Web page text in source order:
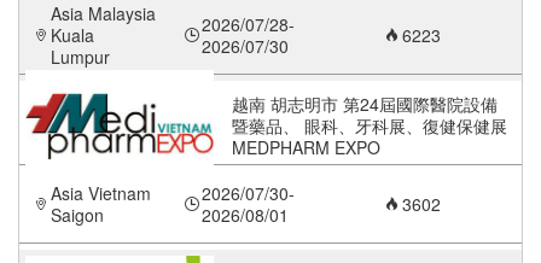
Asia Malaysia
Kuala
Lumpur
2026/07/28-
2026/07/30
6223
越南 胡志明市 第24屆國際醫院設備
暨藥品、 眼科、牙科展、復健保健展
MEDPHARM EXPO
Asia Vietnam
Saigon
2026/07/30-
2026/08/01
3602